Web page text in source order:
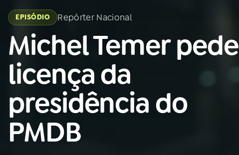
Buscar
na
Rádio
Nacional
AO VIVO
01INÍCIO
02A RÁDIO
na
Rádio
Nacional
EPISÓDIO Repórter Nacional
Michel Temer pede
licença da
presidência do
PMDB